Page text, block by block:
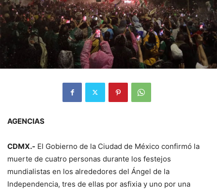
AGENCIAS
CDMX.- El Gobierno de la Ciudad de México confirmó la
muerte de cuatro personas durante los festejos
mundialistas en los alrededores del Ángel de la
Independencia, tres de ellas por asfixia y uno por una